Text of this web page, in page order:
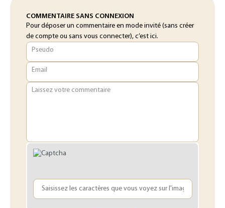
COMMENTAIRE SANS CONNEXION
Pour déposer un commentaire en mode invité (sans créer
de compte ou sans vous connecter), c’est ici.
Pseudo
Email
Laissez votre commentaire